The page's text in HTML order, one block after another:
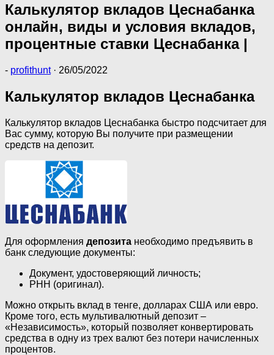
Калькулятор вкладов Цеснабанка
онлайн, виды и условия вкладов,
процентные ставки Цеснабанка |
- profithunt · 26/05/2022
Калькулятор вкладов Цеснабанка
Калькулятор вкладов Цеснабанка быстро подсчитает для
Вас сумму, которую Вы получите при размещении
средств на депозит.
Для оформления депозита необходимо предъявить в
банк следующие документы:
Документ, удостоверяющий личность;
РНН (оригинал).
Можно открыть вклад в тенге, долларах США или евро.
Кроме того, есть мультивалютный депозит –
«Независимость», который позволяет конвертировать
средства в одну из трех валют без потери начисленных
процентов.